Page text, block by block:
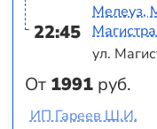
22:45
От 1991 руб.
Мелеуз,
ул.
ИП Гареев Ш.И.